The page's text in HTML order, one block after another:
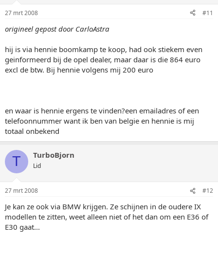
27 mrt 2008 #11
origineel gepost door CarloAstra
hij is via hennie boomkamp te koop, had ook stiekem even
geinformeerd bij de opel dealer, maar daar is die 864 euro
excl de btw. Bij hennie volgens mij 200 euro
en waar is hennie ergens te vinden?een emailadres of een
telefoonnummer want ik ben van belgie en hennie is mij
totaal onbekend
T TurboBjorn
Lid
27 mrt 2008 #12
Je kan ze ook via BMW krijgen. Ze schijnen in de oudere IX
modellen te zitten, weet alleen niet of het dan om een E36 of
E30 gaat...